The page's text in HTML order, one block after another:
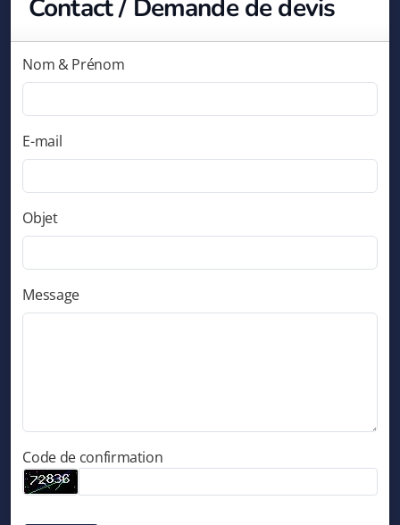
Contact / Demande de devis
Nom & Prénom
E-mail
Objet
Message
Code de confirmation